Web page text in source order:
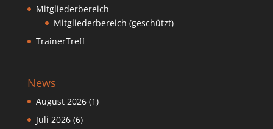
Mitgliederbereich
Mitgliederbereich (geschützt)
TrainerTreff
News
August 2026(1)
Juli 2026(6)